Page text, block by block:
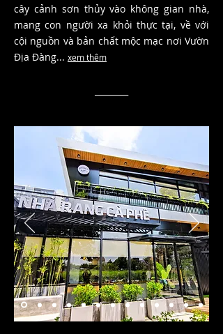
cây cảnh sơn thủy vào không gian nhà,
mang con người xa khỏi thực tại, về với
cội nguồn và bản chất mộc mạc nơi Vườn
Địa Đàng... xem thêm